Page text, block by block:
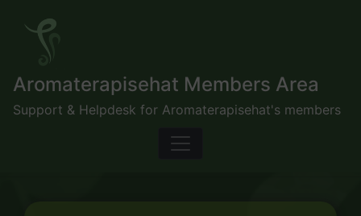
content
Aromaterapisehat Members Area
Support & Helpdesk for Aromaterapisehat's members